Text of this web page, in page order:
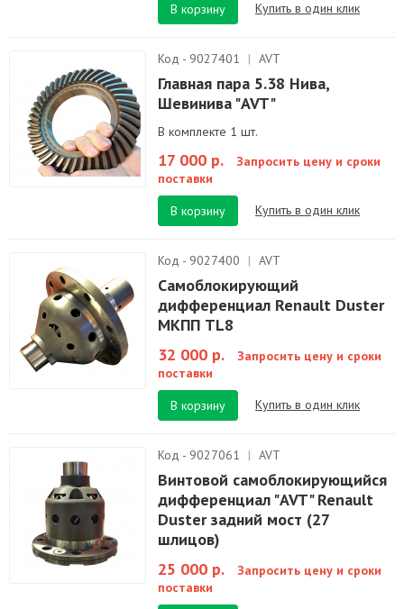
В корзину Купить в один клик
Код - 9027401 | AVT
Главная пара 5.38 Нива,
Шевинива "AVT"
В комплекте 1 шт.
17 000 р.
Запросить цену и сроки
поставки
В корзину
Купить в один клик
Код - 9027400 | AVT
Самоблокирующий
дифференциал Renault Duster
МКПП TL8
32 000 р.
Запросить цену и сроки
поставки
В корзину
Купить в один клик
Код - 9027061 | AVT
Винтовой самоблокирующийся
дифференциал "AVT" Renault
Duster задний мост (27
шлицов)
25 000 р.
Запросить цену и сроки
поставки